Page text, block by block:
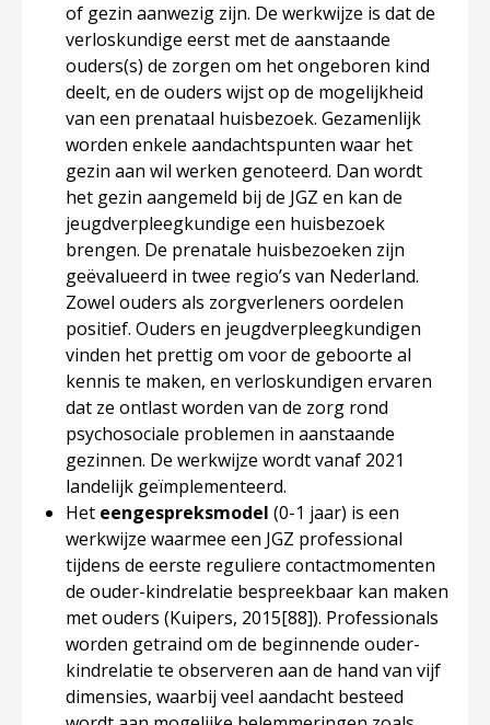
of gezin aanwezig zijn. De werkwijze is dat de
verloskundige eerst met de aanstaande
ouders(s) de zorgen om het ongeboren kind
deelt, en de ouders wijst op de mogelijkheid
van een prenataal huisbezoek. Gezamenlijk
worden enkele aandachtspunten waar het
gezin aan wil werken genoteerd. Dan wordt
het gezin aangemeld bij de JGZ en kan de
jeugdverpleegkundige een huisbezoek
brengen. De prenatale huisbezoeken zijn
geëvalueerd in twee regio’s van Nederland.
Zowel ouders als zorgverleners oordelen
positief. Ouders en jeugdverpleegkundigen
vinden het prettig om voor de geboorte al
kennis te maken, en verloskundigen ervaren
dat ze ontlast worden van de zorg rond
psychosociale problemen in aanstaande
gezinnen. De werkwijze wordt vanaf 2021
landelijk geïmplementeerd.
Het eengespreksmodel (0-1 jaar) is een
werkwijze waarmee een JGZ professional
tijdens de eerste reguliere contactmomenten
de ouder-kindrelatie bespreekbaar kan maken
met ouders (Kuipers, 2015[88]). Professionals
worden getraind om de beginnende ouder-
kindrelatie te observeren aan de hand van vijf
dimensies, waarbij veel aandacht besteed